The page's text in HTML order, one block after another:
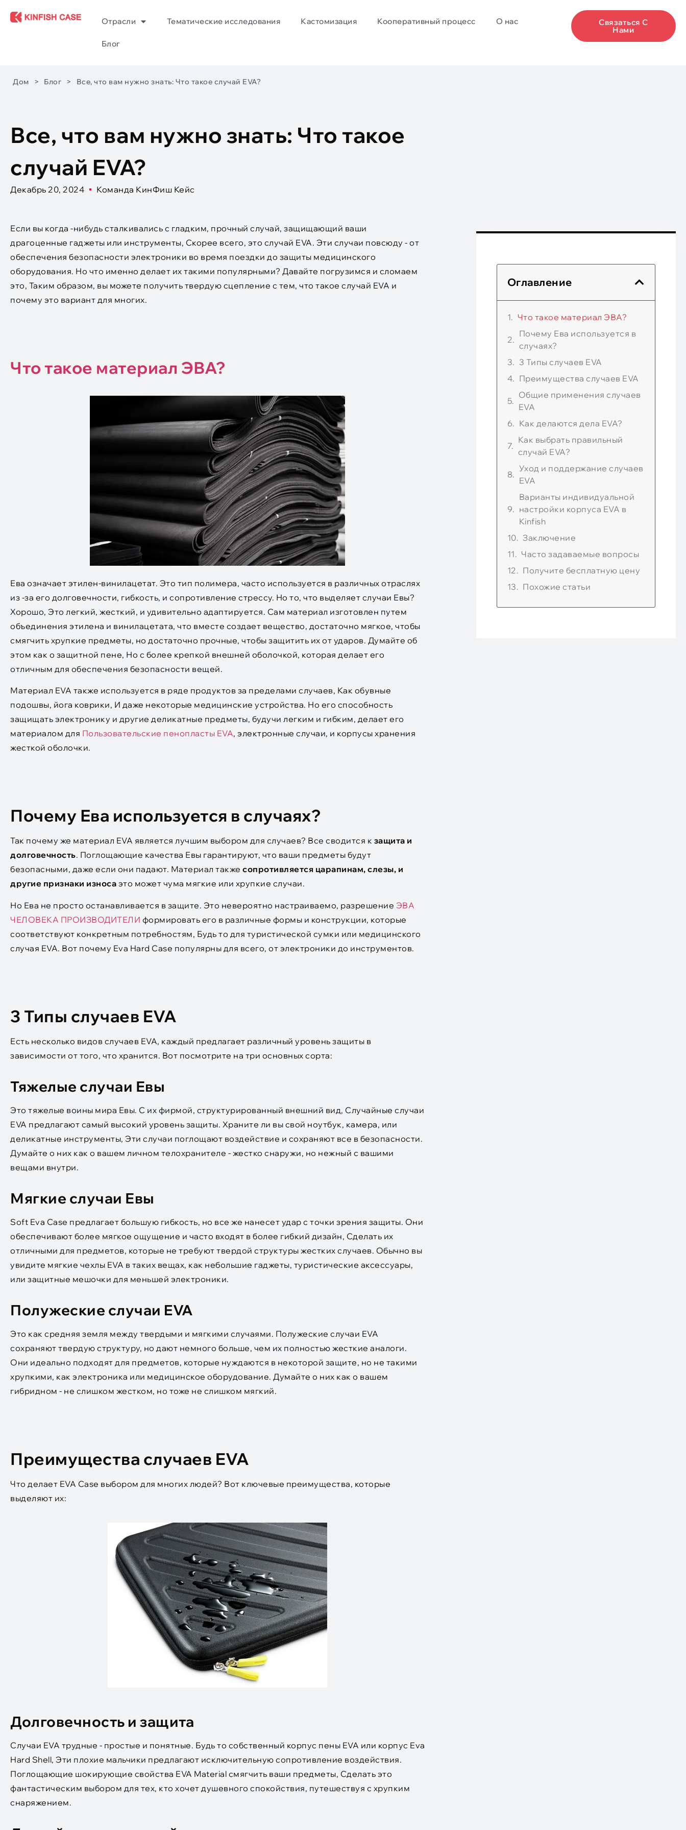
Отрасли Тематические исследования Кастомизация Кооперативный процесс О нас
Блог
Связаться С
Нами
Дом > Блог > Все, что вам нужно знать: Что такое случай EVA?
Все, что вам нужно знать: Что такое
случай EVA?
Декабрь 20, 2024 Команда КинФиш Кейс
Если вы когда -нибудь сталкивались с гладким, прочный случай, защищающий ваши
драгоценные гаджеты или инструменты, Скорее всего, это случай EVA. Эти случаи повсюду - от
обеспечения безопасности электроники во время поездки до защиты медицинского
оборудования. Но что именно делает их такими популярными? Давайте погрузимся и сломаем
это, Таким образом, вы можете получить твердую сцепление с тем, что такое случай EVA и
почему это вариант для многих.
Что такое материал ЭВА?
Ева означает этилен-винилацетат. Это тип полимера, часто используется в различных отраслях
из -за его долговечности, гибкость, и сопротивление стрессу. Но то, что выделяет случаи Евы?
Хорошо, Это легкий, жесткий, и удивительно адаптируется. Сам материал изготовлен путем
объединения этилена и винилацетата, что вместе создает вещество, достаточно мягкое, чтобы
смягчить хрупкие предметы, но достаточно прочные, чтобы защитить их от ударов. Думайте об
этом как о защитной пене, Но с более крепкой внешней оболочкой, которая делает его
отличным для обеспечения безопасности вещей.
Материал EVA также используется в ряде продуктов за пределами случаев, Как обувные
подошвы, йога коврики, И даже некоторые медицинские устройства. Но его способность
защищать электронику и другие деликатные предметы, будучи легким и гибким, делает его
материалом для Пользовательские пенопласты EVA, электронные случаи, и корпусы хранения
жесткой оболочки.
Почему Ева используется в случаях?
Так почему же материал EVA является лучшим выбором для случаев? Все сводится к защита и
долговечность. Поглощающие качества Евы гарантируют, что ваши предметы будут
безопасными, даже если они падают. Материал также сопротивляется царапинам, слезы, и
другие признаки износа это может чума мягкие или хрупкие случаи.
Но Ева не просто останавливается в защите. Это невероятно настраиваемо, разрешение ЭВА
ЧЕЛОВЕКА ПРОИЗВОДИТЕЛИ формировать его в различные формы и конструкции, которые
соответствуют конкретным потребностям, Будь то для туристической сумки или медицинского
случая EVA. Вот почему Eva Hard Case популярны для всего, от электроники до инструментов.
3 Типы случаев EVA
Есть несколько видов случаев EVA, каждый предлагает различный уровень защиты в
зависимости от того, что хранится. Вот посмотрите на три основных сорта:
Тяжелые случаи Евы
Это тяжелые воины мира Евы. С их фирмой, структурированный внешний вид, Случайные случаи
EVA предлагают самый высокий уровень защиты. Храните ли вы свой ноутбук, камера, или
деликатные инструменты, Эти случаи поглощают воздействие и сохраняют все в безопасности.
Думайте о них как о вашем личном телохранителе - жестко снаружи, но нежный с вашими
вещами внутри.
Мягкие случаи Евы
Soft Eva Case предлагает большую гибкость, но все же нанесет удар с точки зрения защиты. Они
обеспечивают более мягкое ощущение и часто входят в более гибкий дизайн, Сделать их
отличными для предметов, которые не требуют твердой структуры жестких случаев. Обычно вы
увидите мягкие чехлы EVA в таких вещах, как небольшие гаджеты, туристические аксессуары,
или защитные мешочки для меньшей электроники.
Полужеские случаи EVA
Это как средняя земля между твердыми и мягкими случаями. Полужеские случаи EVA
сохраняют твердую структуру, но дают немного больше, чем их полностью жесткие аналоги.
Они идеально подходят для предметов, которые нуждаются в некоторой защите, но не такими
хрупкими, как электроника или медицинское оборудование. Думайте о них как о вашем
гибридном - не слишком жестком, но тоже не слишком мягкий.
Преимущества случаев EVA
Что делает EVA Case выбором для многих людей? Вот ключевые преимущества, которые
выделяют их:
Долговечность и защита
Случаи EVA трудные - простые и понятные. Будь то собственный корпус пены EVA или корпус Eva
Hard Shell, Эти плохие мальчики предлагают исключительную сопротивление воздействия.
Поглощающие шокирующие свойства EVA Material смягчить ваши предметы, Сделать это
фантастическим выбором для тех, кто хочет душевного спокойствия, путешествуя с хрупким
снаряжением.
Оглавление
Что такое материал ЭВА?
Почему Ева используется в
случаях?
3 Типы случаев EVA
Преимущества случаев EVA
Общие применения случаев
EVA
Как делаются дела EVA?
Как выбрать правильный
случай EVA?
Уход и поддержание случаев
EVA
Варианты индивидуальной
настройки корпуса EVA в
Kinfish
Заключение
Часто задаваемые вопросы
Получите бесплатную цену
Похожие статьи